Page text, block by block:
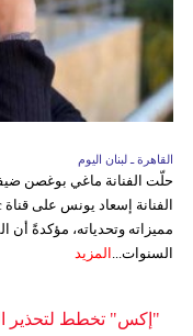
القاهرة ـ لبنان اليوم
حلّت الفنانة ماغي بوغصن
مميزاته وتحدياته، مؤكدةً أن
السنوات...
المزيد
"إكس" تخطط لتحذير